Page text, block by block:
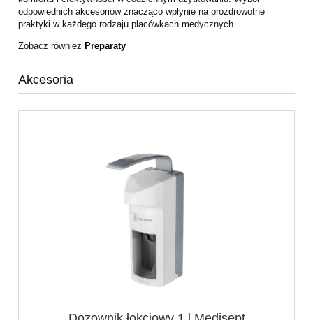
odpowiednich akcesoriów znacząco wpłynie na prozdrowotne
praktyki w każdego rodzaju placówkach medycznych.
Zobacz również Preparaty
Akcesoria